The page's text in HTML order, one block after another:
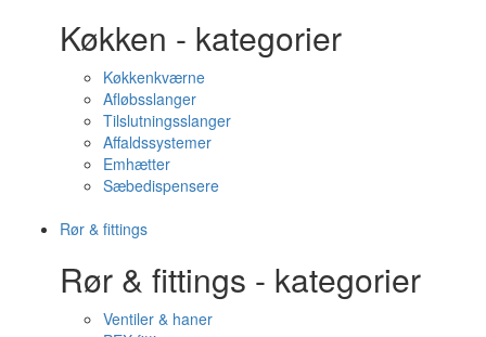
Køkken - kategorier
Køkkenkværne
Afløbsslanger
Tilslutningsslanger
Affaldssystemer
Emhætter
Sæbedispensere
Rør & fittings
Rør & fittings - kategorier
Ventiler & haner